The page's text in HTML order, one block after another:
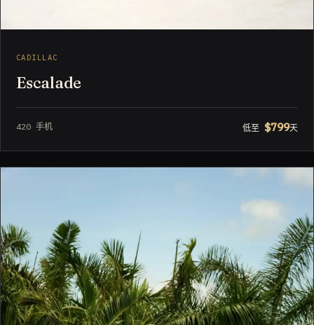
CADILLAC
Escalade
420 手机 低至 $799天